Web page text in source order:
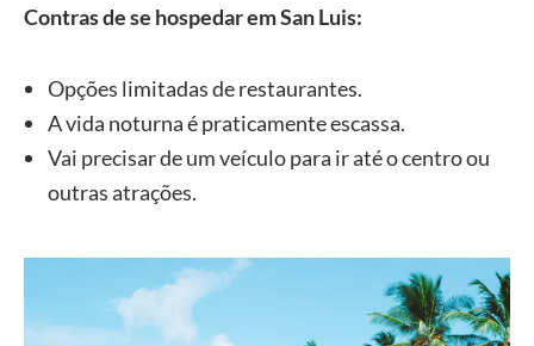
Contras de se hospedar em San Luis:
Opções limitadas de restaurantes.
A vida noturna é praticamente escassa.
Vai precisar de um veículo para ir até o centro ou
outras atrações.